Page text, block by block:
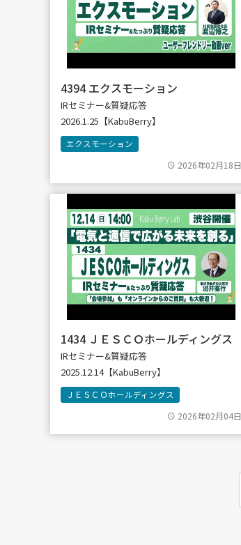
4394 エクスモーション
IRセミナー&質疑応答
2026.1.25【KabuBerry】
エクスモーション
2026年02月18日
1434 ＪＥＳＣＯホールディングス
IRセミナー&質疑応答
2025.12.14【KabuBerry】
ＪＥＳＣＯホールディングス
2026年02月04日